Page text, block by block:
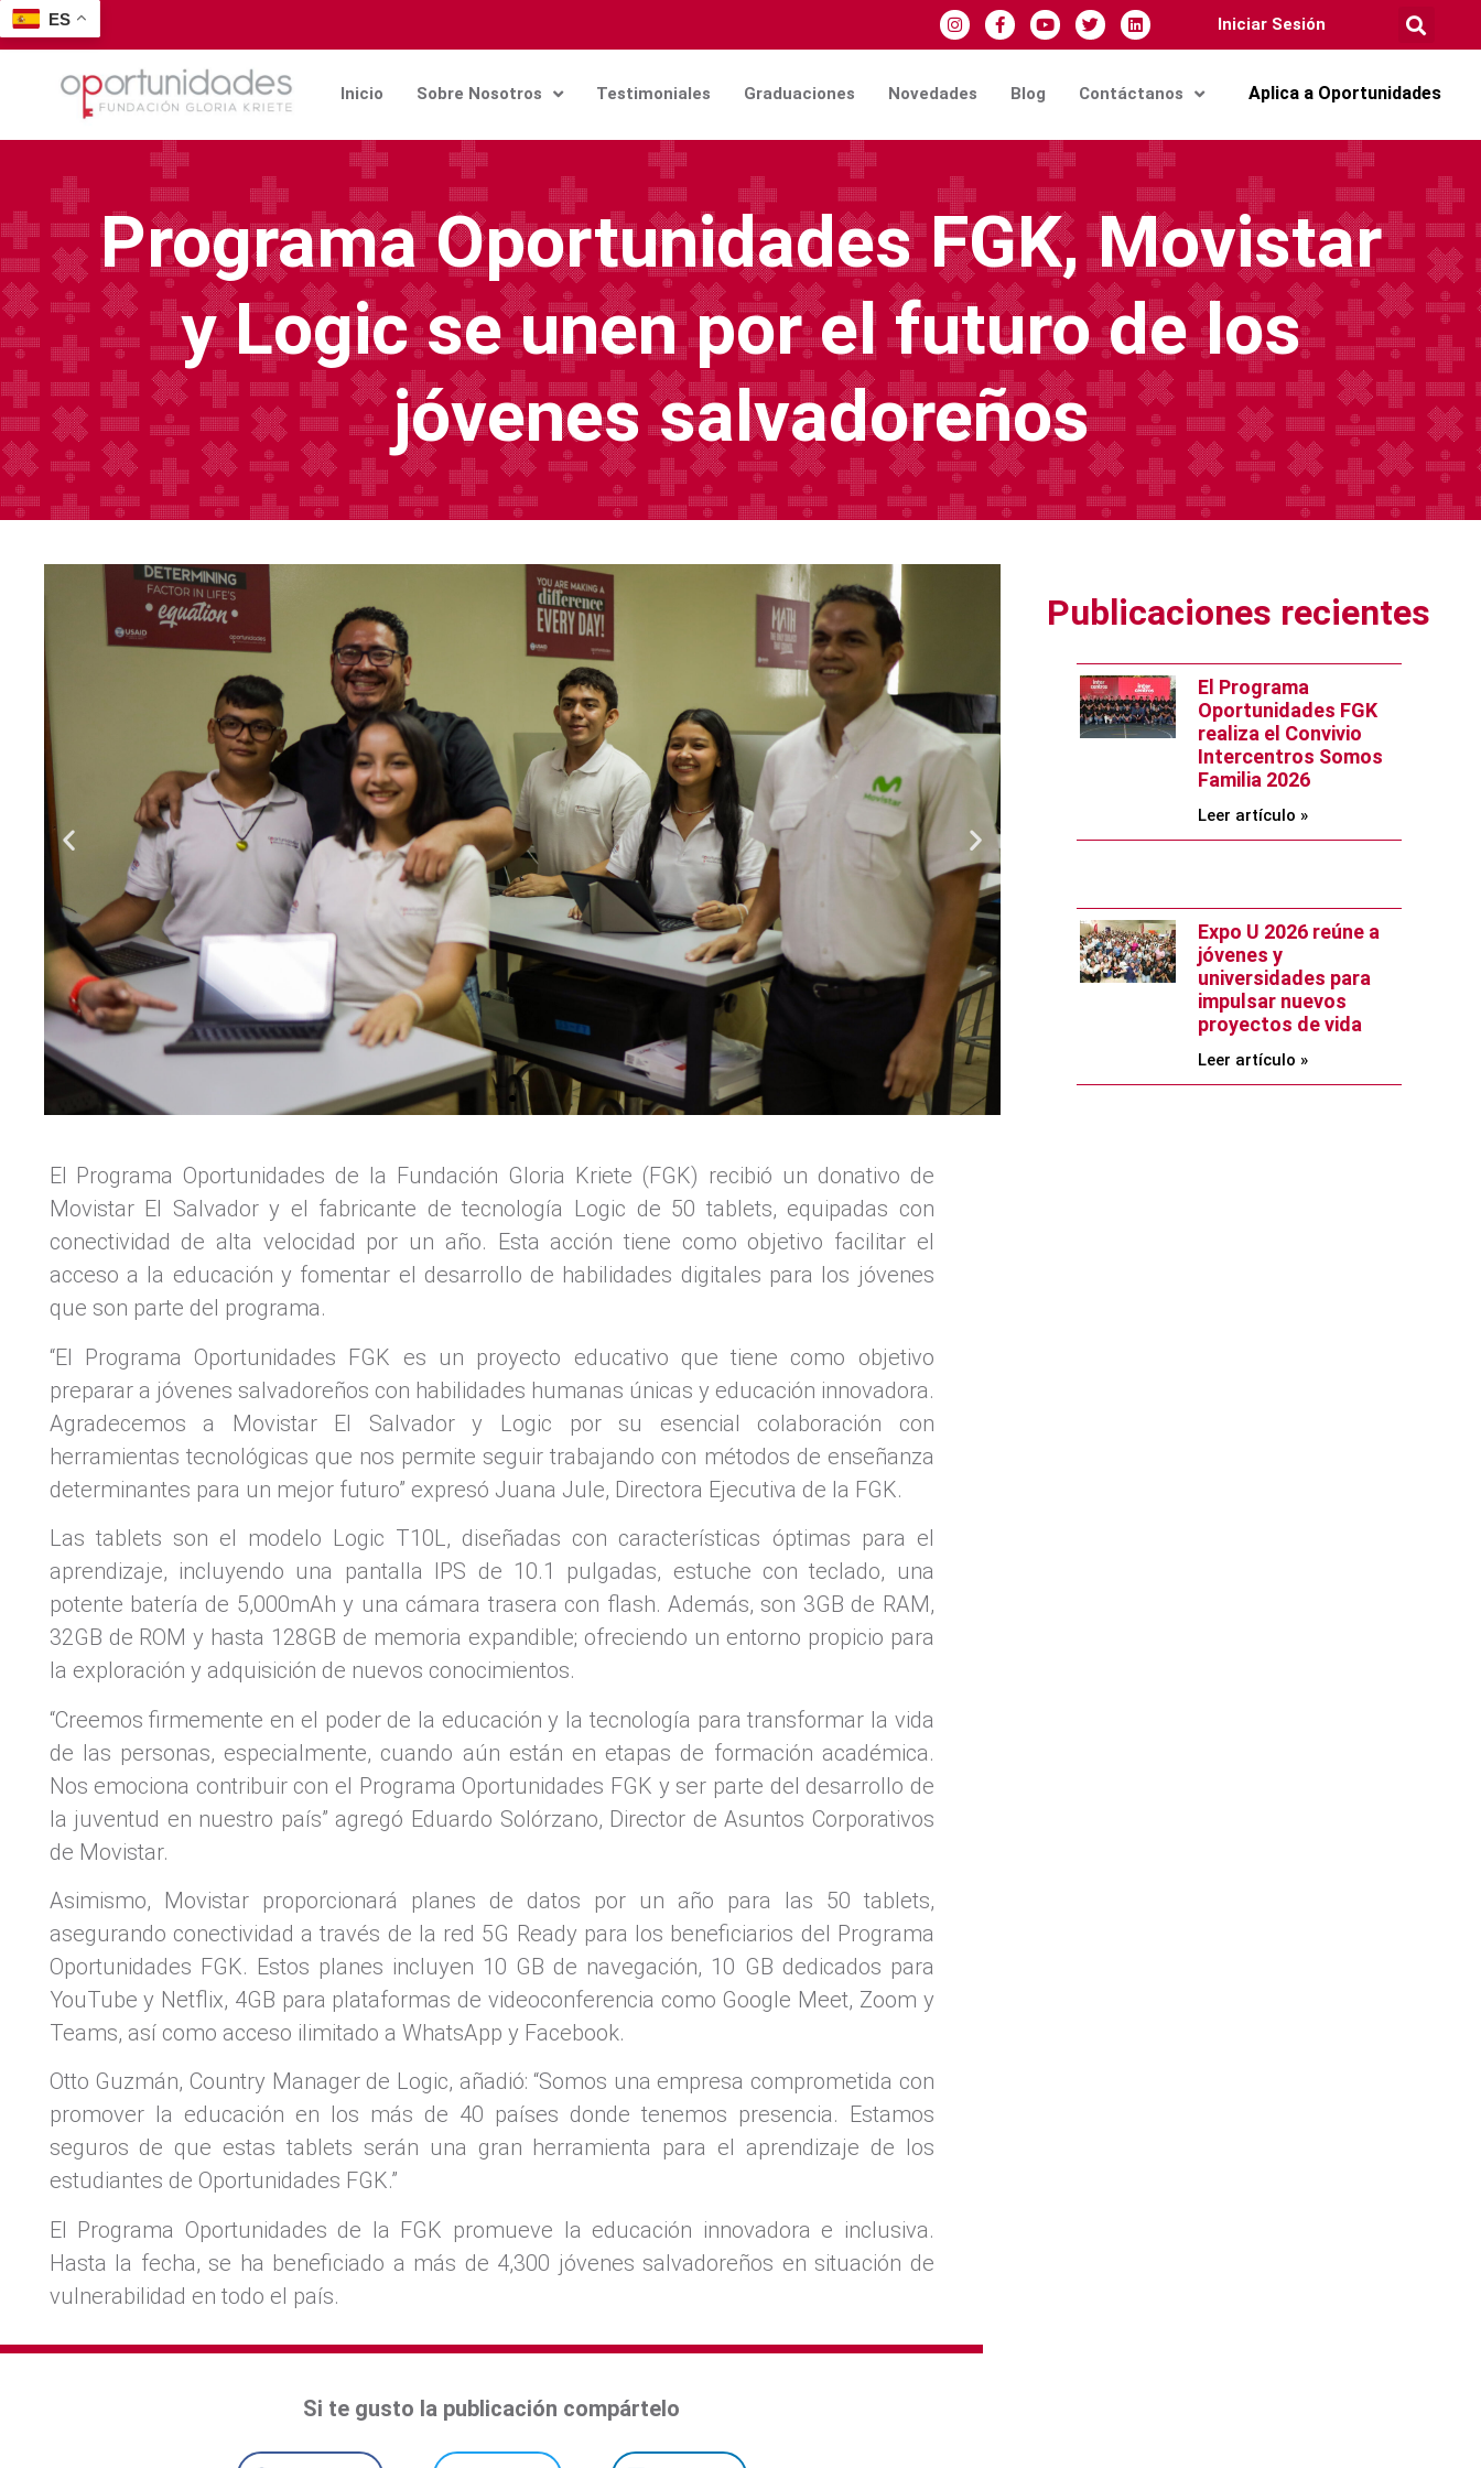
Iniciar Sesión
Inicio Sobre Nosotros Testimoniales Graduaciones Novedades Blog Contáctanos Aplica a Oportunidades
Programa Oportunidades FGK, Movistar
y Logic se unen por el futuro de los
jóvenes salvadoreños
Publicaciones recientes
El Programa
Oportunidades FGK
realiza el Convivio
Intercentros Somos
Familia 2026
Leer artículo »
Expo U 2026 reúne a
jóvenes y
universidades para
impulsar nuevos
proyectos de vida
Leer artículo »
El Programa Oportunidades de la Fundación Gloria Kriete (FGK) recibió un donativo de
Movistar El Salvador y el fabricante de tecnología Logic de 50 tablets, equipadas con
conectividad de alta velocidad por un año. Esta acción tiene como objetivo facilitar el
acceso a la educación y fomentar el desarrollo de habilidades digitales para los jóvenes
que son parte del programa.
“El Programa Oportunidades FGK es un proyecto educativo que tiene como objetivo
preparar a jóvenes salvadoreños con habilidades humanas únicas y educación innovadora.
Agradecemos a Movistar El Salvador y Logic por su esencial colaboración con
herramientas tecnológicas que nos permite seguir trabajando con métodos de enseñanza
determinantes para un mejor futuro” expresó Juana Jule, Directora Ejecutiva de la FGK.
Las tablets son el modelo Logic T10L, diseñadas con características óptimas para el
aprendizaje, incluyendo una pantalla IPS de 10.1 pulgadas, estuche con teclado, una
potente batería de 5,000mAh y una cámara trasera con flash. Además, son 3GB de RAM,
32GB de ROM y hasta 128GB de memoria expandible; ofreciendo un entorno propicio para
la exploración y adquisición de nuevos conocimientos.
“Creemos firmemente en el poder de la educación y la tecnología para transformar la vida
de las personas, especialmente, cuando aún están en etapas de formación académica.
Nos emociona contribuir con el Programa Oportunidades FGK y ser parte del desarrollo de
la juventud en nuestro país” agregó Eduardo Solórzano, Director de Asuntos Corporativos
de Movistar.
Asimismo, Movistar proporcionará planes de datos por un año para las 50 tablets,
asegurando conectividad a través de la red 5G Ready para los beneficiarios del Programa
Oportunidades FGK. Estos planes incluyen 10 GB de navegación, 10 GB dedicados para
YouTube y Netflix, 4GB para plataformas de videoconferencia como Google Meet, Zoom y
Teams, así como acceso ilimitado a WhatsApp y Facebook.
Otto Guzmán, Country Manager de Logic, añadió: “Somos una empresa comprometida con
promover la educación en los más de 40 países donde tenemos presencia. Estamos
seguros de que estas tablets serán una gran herramienta para el aprendizaje de los
estudiantes de Oportunidades FGK.”
El Programa Oportunidades de la FGK promueve la educación innovadora e inclusiva.
Hasta la fecha, se ha beneficiado a más de 4,300 jóvenes salvadoreños en situación de
vulnerabilidad en todo el país.
Si te gusto la publicación compártelo
ES